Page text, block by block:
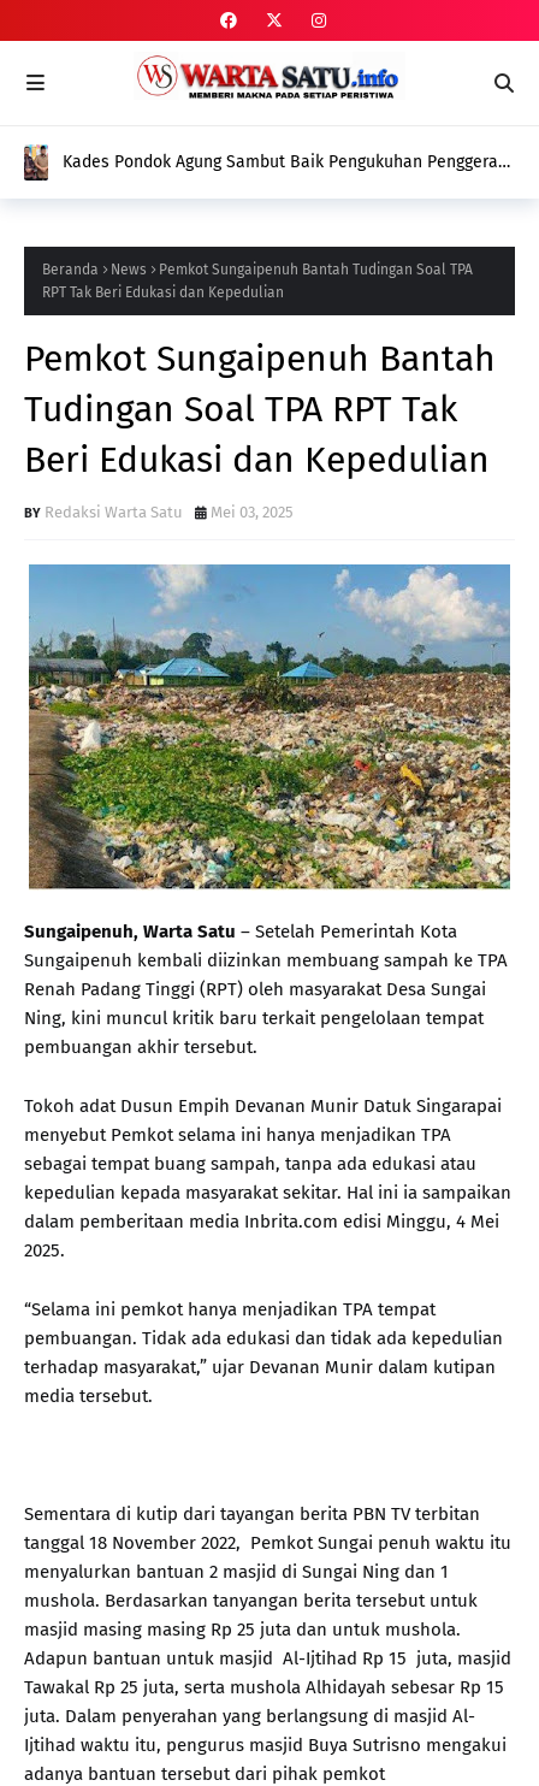
Kades Pondok Agung Sambut Baik Pengukuhan Penggerak
Beranda News
Pemkot Sungaipenuh Bantah Tudingan Soal TPA
RPT Tak Beri Edukasi dan Kepedulian
Pemkot Sungaipenuh Bantah
Tudingan Soal TPA RPT Tak
Beri Edukasi dan Kepedulian
Redaksi Warta Satu Mei 03, 2025
Sungaipenuh, Warta Satu – Setelah Pemerintah Kota
Sungaipenuh kembali diizinkan membuang sampah ke TPA
Renah Padang Tinggi (RPT) oleh masyarakat Desa Sungai
Ning, kini muncul kritik baru terkait pengelolaan tempat
pembuangan akhir tersebut.
Tokoh adat Dusun Empih Devanan Munir Datuk Singarapai
menyebut Pemkot selama ini hanya menjadikan TPA
sebagai tempat buang sampah, tanpa ada edukasi atau
kepedulian kepada masyarakat sekitar. Hal ini ia sampaikan
dalam pemberitaan media Inbrita.com edisi Minggu, 4 Mei
2025.
“Selama ini pemkot hanya menjadikan TPA tempat
pembuangan. Tidak ada edukasi dan tidak ada kepedulian
terhadap masyarakat,” ujar Devanan Munir dalam kutipan
media tersebut.
Sementara di kutip dari tayangan berita PBN TV terbitan
tanggal 18 November 2022, Pemkot Sungai penuh waktu itu
menyalurkan bantuan 2 masjid di Sungai Ning dan 1
mushola. Berdasarkan tanyangan berita tersebut untuk
masjid masing masing Rp 25 juta dan untuk mushola.
Adapun bantuan untuk masjid Al-Ijtihad Rp 15 juta, masjid
Tawakal Rp 25 juta, serta mushola Alhidayah sebesar Rp 15
juta. Dalam penyerahan yang berlangsung di masjid Al-
Ijtihad waktu itu, pengurus masjid Buya Sutrisno mengakui
adanya bantuan tersebut dari pihak pemkot